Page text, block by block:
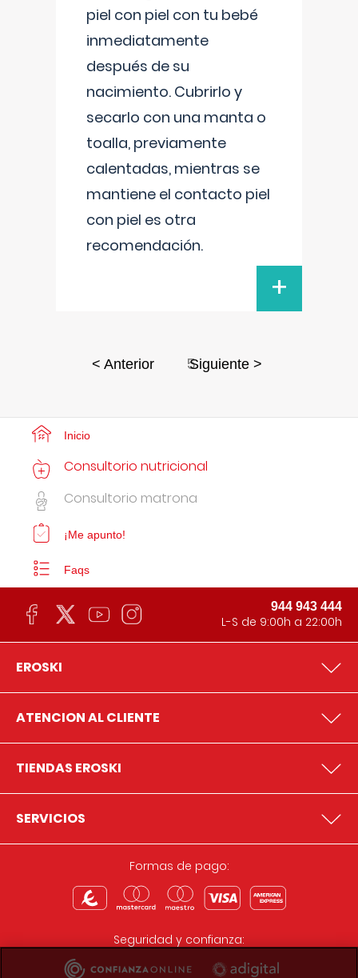
piel con piel con tu bebé
inmediatamente
después de su
nacimiento. Cubrirlo y
secarlo con una manta o
toalla, previamente
calentadas, mientras se
mantiene el contacto piel
con piel es otra
recomendación.
+
< Anterior 5
Siguiente >
Inicio
Consultorio nutricional
Consultorio matrona
¡Me apunto!
Faqs
944 943 444
L-S de 9:00h a 22:00h
EROSKI
ATENCION AL CLIENTE
TIENDAS EROSKI
SERVICIOS
Formas de pago:
Seguridad y confianza: